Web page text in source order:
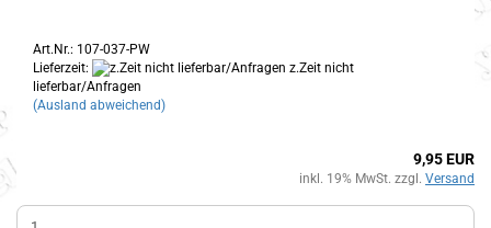
Art.Nr.: 107-037-PW
Lieferzeit:
z.Zeit nicht
lieferbar/Anfragen
(Ausland abweichend)
9,95 EUR
inkl. 19% MwSt. zzgl. Versand